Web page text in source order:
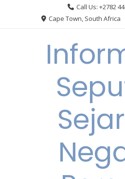
Call Us: +2782
Cape Town, South Africa